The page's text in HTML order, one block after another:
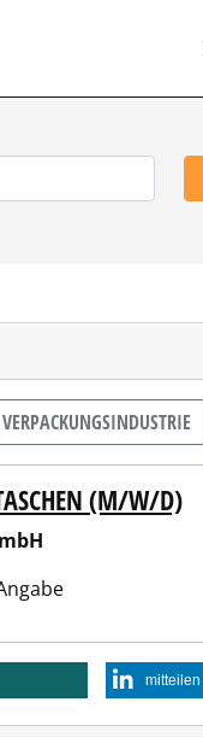
(M/W/D)
mitteilen